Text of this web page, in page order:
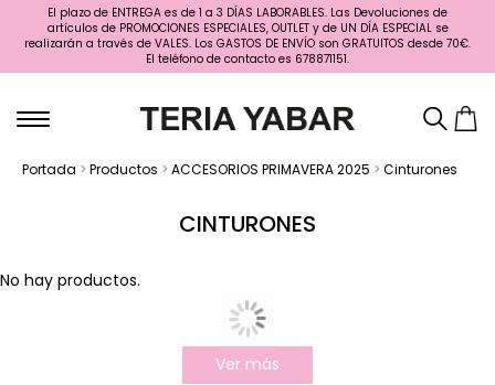
El plazo de ENTREGA es de 1 a 3 DÍAS LABORABLES. Las Devoluciones de
artículos de PROMOCIONES ESPECIALES, OUTLET y de UN DÍA ESPECIAL se
realizarán a través de VALES. Los GASTOS DE ENVÍO son GRATUITOS desde 70€.
El teléfono de contacto es 678871151.
Portada > Productos > ACCESORIOS PRIMAVERA 2025 > Cinturones
CINTURONES
No hay productos.
Ver más